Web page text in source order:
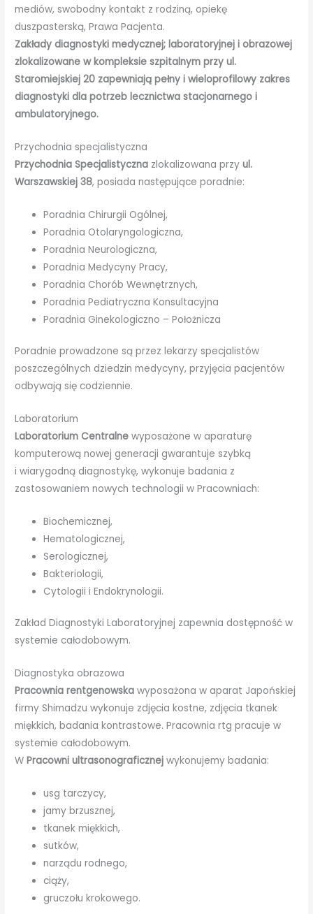
mediów, swobodny kontakt z rodziną, opiekę
duszpasterską, Prawa Pacjenta.
Zakłady diagnostyki medycznej; laboratoryjnej i obrazowej
zlokalizowane w kompleksie szpitalnym przy ul.
Staromiejskiej 20 zapewniają pełny i wieloprofilowy zakres
diagnostyki dla potrzeb lecznictwa stacjonarnego i
ambulatoryjnego.
Przychodnia specjalistyczna
Przychodnia Specjalistyczna zlokalizowana przyul.
Warszawskiej 38, posiada następujące poradnie:
Poradnia Chirurgii Ogólnej,
Poradnia Otolaryngologiczna,
Poradnia Neurologiczna,
Poradnia Medycyny Pracy,
Poradnia Chorób Wewnętrznych,
Poradnia Pediatryczna Konsultacyjna
Poradnia Ginekologiczno – Położnicza
Poradnie prowadzone są przez lekarzy specjalistów
poszczególnych dziedzin medycyny, przyjęcia pacjentów
odbywają się codziennie.
Laboratorium
Laboratorium Centralne wyposażone w aparaturę
komputerową nowej generacji gwarantuje szybką
i wiarygodną diagnostykę, wykonuje badania z
zastosowaniem nowych technologii w Pracowniach:
Biochemicznej,
Hematologicznej,
Serologicznej,
Bakteriologii,
Cytologii i Endokrynologii.
Zakład Diagnostyki Laboratoryjnej zapewnia dostępność w
systemie całodobowym.
Diagnostyka obrazowa
Pracownia rentgenowska wyposażona w aparat Japońskiej
firmy Shimadzu wykonuje zdjęcia kostne, zdjęcia tkanek
miękkich, badania kontrastowe. Pracownia rtg pracuje w
systemie całodobowym.
WPracowni ultrasonograficznej wykonujemy badania:
usg tarczycy,
jamy brzusznej,
tkanek miękkich,
sutków,
narządu rodnego,
ciąży,
gruczołu krokowego.